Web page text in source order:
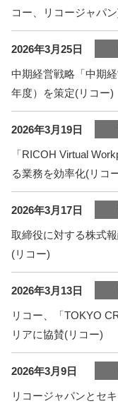
コー、リコージャパ
2026年3月25日
中期経営戦略「中期
年度）を策定(リコー)
2026年3月19日
「RICOH Virtual
る業務を効率化(リコ
2026年3月17日
取締役に対する株式
(リコー)
2026年3月13日
リコー、「TOKYO
リアに協賛(リコー)
2026年3月9日
リコージャパンとセ